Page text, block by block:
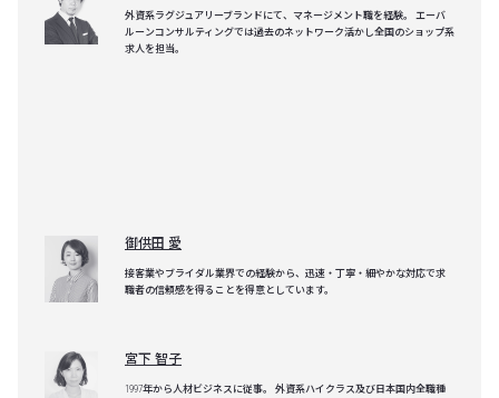
外資系ラグジュアリーブランドにて、マネージメント職を経験。 エーバ
ルーンコンサルティングでは過去のネットワーク活かし全国のショップ系
求人を担当。
御供田 愛
接客業やブライダル業界での経験から、迅速・丁寧・細やかな対応で求
職者の信頼感を得ることを得意としています。
宮下 智子
1997年から人材ビジネスに従事。 外資系ハイクラス及び日本国内全職種